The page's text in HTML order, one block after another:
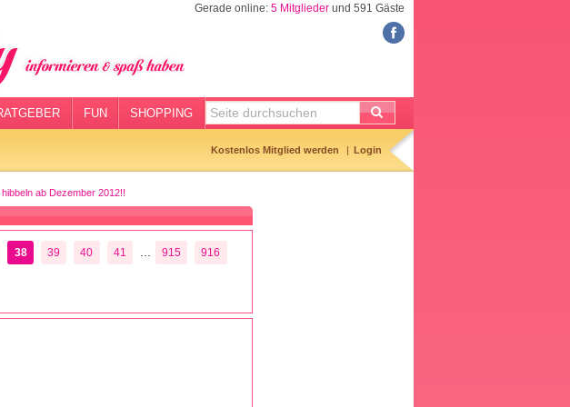
Gerade online: 5 Mitglieder und 591 Gäste
FUN SHOPPING
Kostenlos Mitglied werden Login
ab Dezember 2012!!
38 39 40 41 915 916